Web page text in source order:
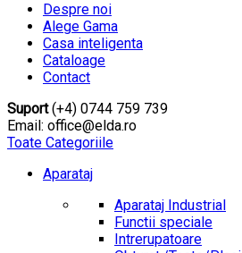
Despre noi
Alege Gama
Casa inteligenta
Cataloage
Contact
Suport(+4) 0744 759 739
Email: office@elda.ro
Toate Categoriile
Aparataj
Aparataj Industrial
Functii speciale
Intrerupatoare